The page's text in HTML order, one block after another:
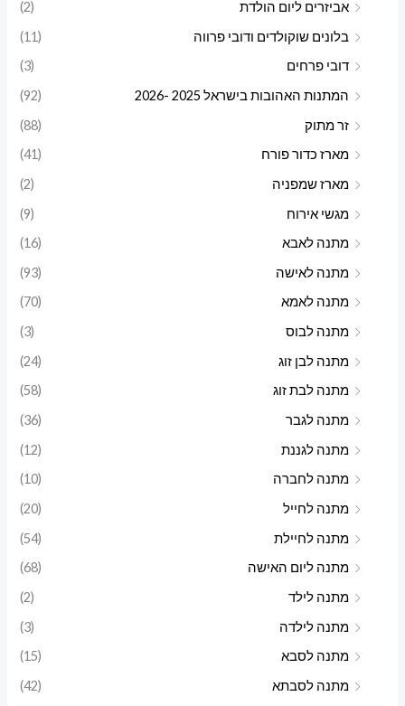
אביזרים ליום הולדת
(2)
בלונים שוקולדים ודובי פרווה
(11)
דובי פרחים
(3)
המתנות האהובות בישראל 2025 -2026
(92)
זר מתוק
(88)
מארז כדור פורח
(41)
מארז שמפניה
(2)
מגשי אירוח
(9)
מתנה לאבא
(16)
מתנה לאישה
(93)
מתנה לאמא
(70)
מתנה לבוס
(3)
מתנה לבן זוג
(24)
מתנה לבת זוג
(58)
מתנה לגבר
(36)
מתנה לגננת
(12)
מתנה לחברה
(10)
מתנה לחייל
(20)
מתנה לחיילת
(54)
מתנה ליום האישה
(68)
מתנה לילד
(2)
מתנה לילדה
(3)
מתנה לסבא
(15)
מתנה לסבתא
(42)